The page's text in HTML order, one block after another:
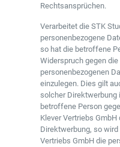
Rechtsansprüchen.
Verarbeitet die STK
personenbezogene
so hat die betroffene
Widerspruch gegen
personenbezogenen
einzulegen. Dies gilt
solcher Direktwerbung
betroffene Person
Klever Vertriebs
Direktwerbung, so
Vertriebs GmbH die